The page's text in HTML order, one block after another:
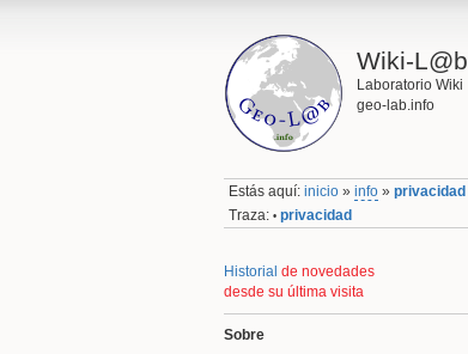
Wiki-L@b
Laboratorio Wiki
geo-lab.info
Estás aquí:inicio »info »privacidad
Traza: • privacidad
Historial de novedades
desde su última visita
Sobre